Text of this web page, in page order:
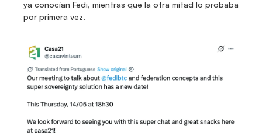
ya conocían Fedi, mientras que la otra mitad lo probaba
por primera vez.